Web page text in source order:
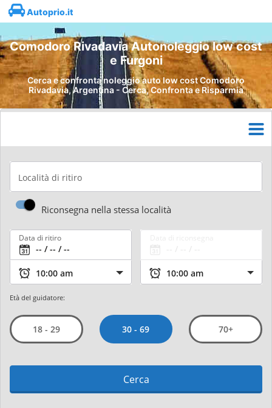
Autoprio.it
Comodoro Rivadavia Autonoleggio low cost
e Furgoni
Cerca e confronta noleggio auto low cost Comodoro
Rivadavia, Argentina - Cerca, Confronta e Risparmia
Località di ritiro
Riconsegna nella stessa località
Data di ritiro
Età del guidatore:
18 - 29 30 - 69 70+
Cerca